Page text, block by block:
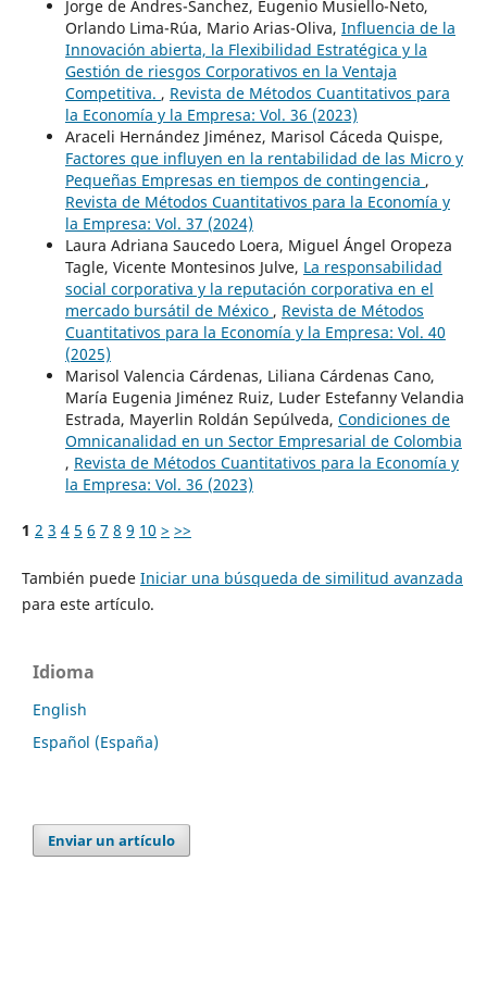
Jorge de Andres-Sanchez, Eugenio Musiello-Neto,
Orlando Lima-Rúa, Mario Arias-Oliva, Influencia de la
Innovación abierta, la Flexibilidad Estratégica y la
Gestión de riesgos Corporativos en la Ventaja
Competitiva. , Revista de Métodos Cuantitativos para
la Economía y la Empresa: Vol. 36 (2023)
Araceli Hernández Jiménez, Marisol Cáceda Quispe,
Factores que influyen en la rentabilidad de las Micro y
Pequeñas Empresas en tiempos de contingencia ,
Revista de Métodos Cuantitativos para la Economía y
la Empresa: Vol. 37 (2024)
Laura Adriana Saucedo Loera, Miguel Ángel Oropeza
Tagle, Vicente Montesinos Julve, La responsabilidad
social corporativa y la reputación corporativa en el
mercado bursátil de México , Revista de Métodos
Cuantitativos para la Economía y la Empresa: Vol. 40
(2025)
Marisol Valencia Cárdenas, Liliana Cárdenas Cano,
María Eugenia Jiménez Ruiz, Luder Estefanny Velandia
Estrada, Mayerlin Roldán Sepúlveda, Condiciones de
Omnicanalidad en un Sector Empresarial de Colombia
, Revista de Métodos Cuantitativos para la Economía y
la Empresa: Vol. 36 (2023)
1 2 3 4 5 6 7 8 9 10 > >>
También puede Iniciar una búsqueda de similitud avanzada
para este artículo.
Idioma
English
Español (España)
Enviar un artículo